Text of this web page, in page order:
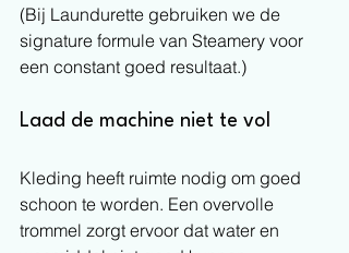
(Bij Laundurette gebruiken we de
signature formule van Steamery voor
een constant goed resultaat.)
Laad de machine niet te vol
Kleding heeft ruimte nodig om goed
schoon te worden. Een overvolle
trommel zorgt ervoor dat water en